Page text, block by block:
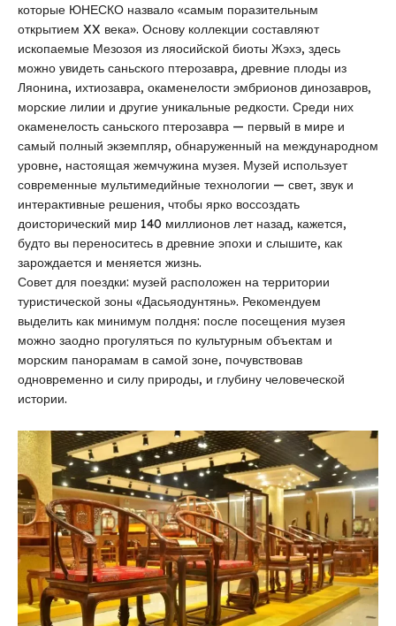
которые ЮНЕСКО назвало «самым поразительным
открытием XX века». Основу коллекции составляют
ископаемые Мезозоя из ляосийской биоты Жэхэ, здесь
можно увидеть саньского птерозавра, древние плоды из
Ляонина, ихтиозавра, окаменелости эмбрионов динозавров,
морские лилии и другие уникальные редкости. Среди них
окаменелость саньского птерозавра — первый в мире и
самый полный экземпляр, обнаруженный на международном
уровне, настоящая жемчужина музея. Музей использует
современные мультимедийные технологии — свет, звук и
интерактивные решения, чтобы ярко воссоздать
доисторический мир 140 миллионов лет назад, кажется,
будто вы переноситесь в древние эпохи и слышите, как
зарождается и меняется жизнь.
Совет для поездки: музей расположен на территории
туристической зоны «Дасьяодунтянь». Рекомендуем
выделить как минимум полдня: после посещения музея
можно заодно прогуляться по культурным объектам и
морским панорамам в самой зоне, почувствовав
одновременно и силу природы, и глубину человеческой
истории.